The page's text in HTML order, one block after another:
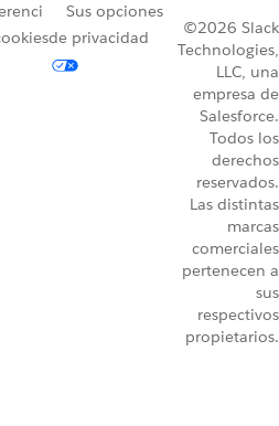
Sus opciones
de privacidad
©2026 Slack
Technologies,
LLC, una
empresa de
Salesforce.
Todos los
derechos
reservados.
Las distintas
marcas
comerciales
pertenecen a
sus
respectivos
propietarios.